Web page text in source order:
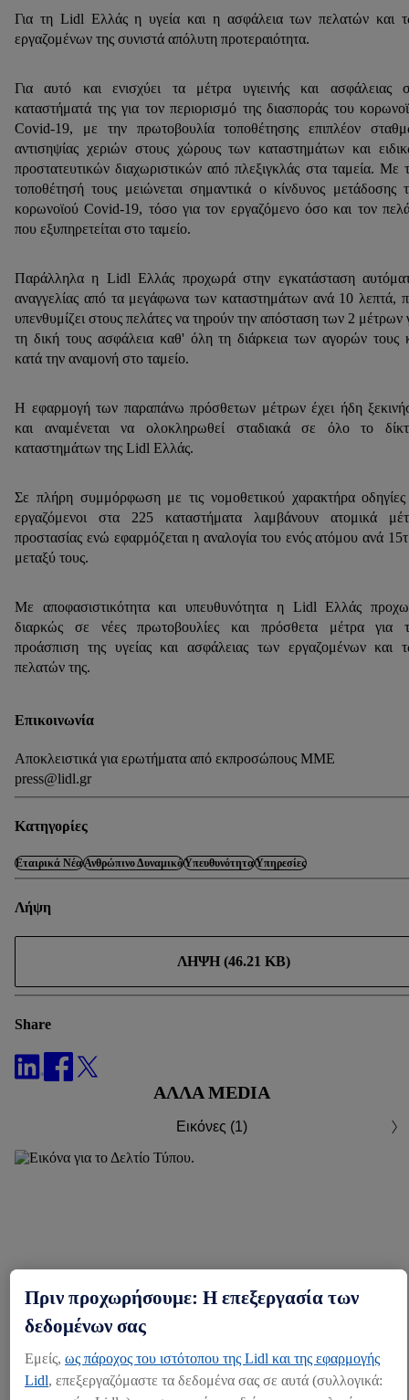
Για τη Lidl Ελλάς η υγεία και η ασφάλεια των πελατών και
εργαζομένων της συνιστά απόλυτη προτεραιότητα.
Για αυτό και ενισχύει τα μέτρα υγιεινής και ασφάλειας
καταστήματά της για τον περιορισμό της διασποράς του
Covid-19, με την πρωτοβουλία τοποθέτησης επιπλέον
αντισηψίας χεριών στους χώρους των καταστημάτων και
προστατευτικών διαχωριστικών από πλεξιγκλάς στα ταμεία. Με
τοποθέτησή τους μειώνεται σημαντικά ο κίνδυνος μετάδοσης
κορωνοϊού Covid-19, τόσο για τον εργαζόμενο όσο και τον
που εξυπηρετείται στο ταμείο.
Παράλληλα η Lidl Ελλάς προχωρά στην εγκατάσταση
αναγγελίας από τα μεγάφωνα των καταστημάτων ανά 10 λεπτά,
υπενθυμίζει στους πελάτες να τηρούν την απόσταση των 2 μέτρων
τη δική τους ασφάλεια καθ' όλη τη διάρκεια των αγορών τους
κατά την αναμονή στο ταμείο.
Η εφαρμογή των παραπάνω πρόσθετων μέτρων έχει ήδη
και αναμένεται να ολοκληρωθεί σταδιακά σε όλο το
καταστημάτων της Lidl Ελλάς.
Σε πλήρη συμμόρφωση με τις νομοθετικού χαρακτήρα οδηγίες
εργαζόμενοι στα 225 καταστήματα λαμβάνουν ατομικά
προστασίας ενώ εφαρμόζεται η αναλογία του ενός ατόμου ανά
μεταξύ τους.
Με αποφασιστικότητα και υπευθυνότητα η Lidl Ελλάς
διαρκώς σε νέες πρωτοβουλίες και πρόσθετα μέτρα για
προάσπιση της υγείας και ασφάλειας των εργαζομένων και
πελατών της.
Επικοινωνία
Αποκλειστικά για ερωτήματα από εκπροσώπους ΜΜΕ
press@lidl.gr
Κατηγορίες
Εταιρικά ΝέαΑνθρώπινο ΔυναμικόΥπευθυνότηταΥπηρεσίες
Λήψη
ΛΉΨΗ (46.21 KB)
Share
ΆΛΛΑ MEDIA
Εικόνες (1)
Πριν προχωρήσουμε: Η επεξεργασία των
δεδομένων σας
Εμείς, ως πάροχος του ιστότοπου της Lidl και της εφαρμογής
Lidl, επεξεργαζόμαστε τα δεδομένα σας σε αυτά (συλλογικά: